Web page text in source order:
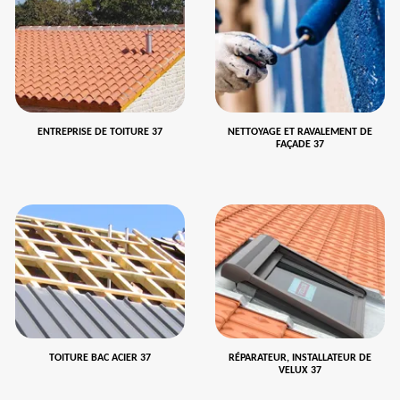
ENTREPRISE DE TOITURE 37
NETTOYAGE ET RAVALEMENT DE
FAÇADE 37
TOITURE BAC ACIER 37
RÉPARATEUR, INSTALLATEUR DE
VELUX 37